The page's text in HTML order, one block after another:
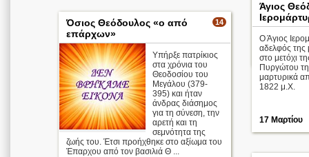
Απολυτίκιο
18 Ιουνίου
Άγιος
Ο Άγιος
αδελφός της
στο μετόχι
Πυργώτου
μαρτυρικά
1822 μ.Χ.
17 Μαρτίου
14
Όσιος Θεόδουλος «ο από
επάρχων»
Υπήρξε πατρίκιος
στα χρόνια του
Θεοδοσίου του
Μεγάλου (379-
395) και ήταν
άνδρας διάσημος
για τη σύνεση, την
αρετή και τη
σεμνότητα της
ζωής του. Έτσι προήχθηκε στο αξίωμα του
Έπαρχου από τον βασιλιά Θ ...